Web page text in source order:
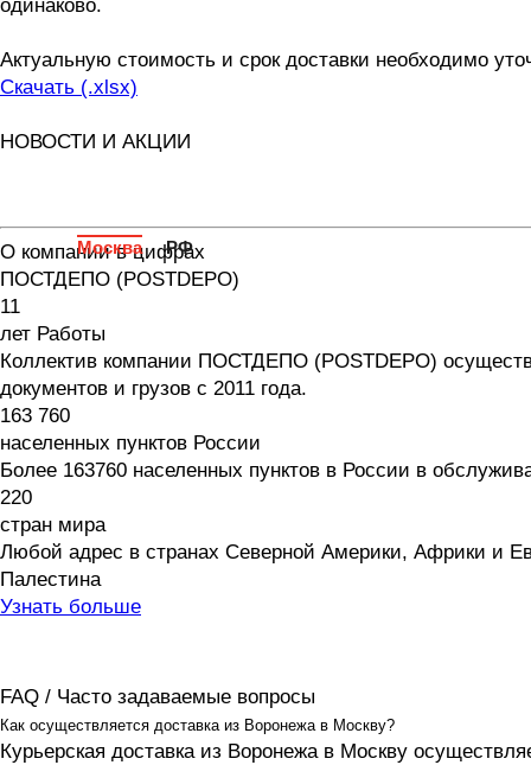
одинаково.
Актуальную стоимость и срок доставки необходимо
Скачать (.xlsx)
НОВОСТИ И АКЦИИ
Москва РФ
О компании в цифрах
ПОСТДЕПО (POSTDEPO)
11
лет Работы
Коллектив компании ПОСТДЕПО (POSTDEPO)
документов и грузов с 2011 года.
163 760
населенных пунктов России
Более 163760 населенных пунктов в России в
220
стран мира
Любой адрес в странах Северной Америки, Африки и
Палестина
Узнать больше
FAQ / Часто задаваемые вопросы
Как осуществляется доставка из Воронежа в Москву?
Курьерская доставка из Воронежа в Москву